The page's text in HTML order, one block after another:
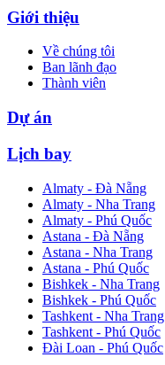
Giới thiệu
Về chúng tôi
Ban lãnh đạo
Thành viên
Dự án
Lịch bay
Almaty - Đà Nẵng
Almaty - Nha Trang
Almaty - Phú Quốc
Astana - Đà Nẵng
Astana - Nha Trang
Astana - Phú Quốc
Bishkek - Nha Trang
Bishkek - Phú Quốc
Tashkent - Nha Trang
Tashkent - Phú Quốc
Đài Loan - Phú Quốc